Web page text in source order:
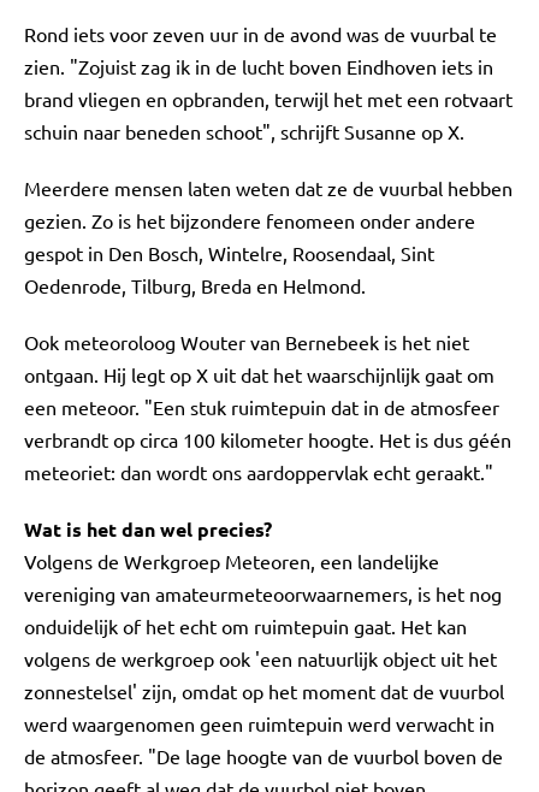
Rond iets voor zeven uur in de avond was de vuurbal te
zien. "Zojuist zag ik in de lucht boven Eindhoven iets in
brand vliegen en opbranden, terwijl het met een rotvaart
schuin naar beneden schoot", schrijft Susanne op X.
Meerdere mensen laten weten dat ze de vuurbal hebben
gezien. Zo is het bijzondere fenomeen onder andere
gespot in Den Bosch, Wintelre, Roosendaal, Sint
Oedenrode, Tilburg, Breda en Helmond.
Ook meteoroloog Wouter van Bernebeek is het niet
ontgaan. Hij legt op X uit dat het waarschijnlijk gaat om
een meteoor. "Een stuk ruimtepuin dat in de atmosfeer
verbrandt op circa 100 kilometer hoogte. Het is dus géén
meteoriet: dan wordt ons aardoppervlak echt geraakt."
Wat is het dan wel precies?
Volgens de Werkgroep Meteoren, een landelijke
vereniging van amateurmeteoorwaarnemers, is het nog
onduidelijk of het echt om ruimtepuin gaat. Het kan
volgens de werkgroep ook 'een natuurlijk object uit het
zonnestelsel' zijn, omdat op het moment dat de vuurbol
werd waargenomen geen ruimtepuin werd verwacht in
de atmosfeer. "De lage hoogte van de vuurbol boven de